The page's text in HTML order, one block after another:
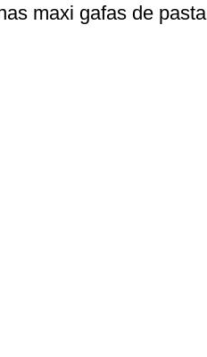
maxi gafas de pasta